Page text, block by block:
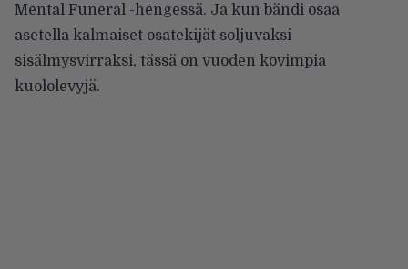
Mental Funeral -hengessä. Ja kun bändi osaa
asetella kalmaiset osatekijät soljuvaksi
sisälmysvirraksi, tässä on vuoden kovimpia
kuololevyjä.